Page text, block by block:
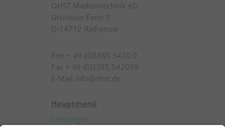
OHST Medizintechnik AG
Grünauer Fenn 3
D-14712 Rathenow
Fon + 49 (0)3385 5420 0
Fax + 49 (0)3385 542099
E-Mail info@ohst.de
Hauptmenü
Leistungen